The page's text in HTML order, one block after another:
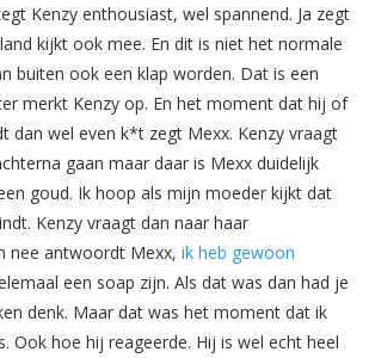
Kenzy enthousiast, wel spannend. Ja zegt
kijkt ook mee. En dit is niet het normale
buiten ook een klap worden. Dat is een
merkt Kenzy op. En het moment dat hij of
dan wel even k*t zegt Mexx. Kenzy vraagt
gaan maar daar is Mexx duidelijk
goud. Ik hoop als mijn moeder kijkt dat
Kenzy vraagt dan naar haar
nee antwoordt Mexx, ik heb gewoon
een soap zijn. Als dat was dan had je
denk. Maar dat was het moment dat ik
Ook hoe hij reageerde. Hij is wel echt heel